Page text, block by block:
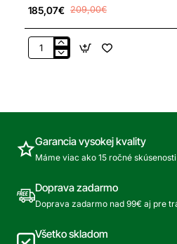
185,07€ 209,00€
Akumulátor
Garancia vysokej kvality
Máme viac ako 15 ročné skúsenosti
Doprava zadarmo
Doprava zadarmo nad 99€ aj pre
Všetko skladom